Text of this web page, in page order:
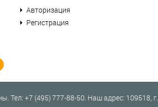
Авторизация
Регистрация
Тел: +7 (495) 777-88-50. Наш адрес: 109518, г.